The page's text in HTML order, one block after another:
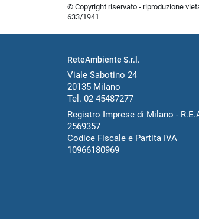
© Copyright riservato - riproduzione
633/1941
ReteAmbiente S.r.l.
Viale Sabotino 24
20135 Milano
Tel. 02 45487277
Registro Imprese di Milano -
2569357
Codice Fiscale e Partita IVA
10966180969